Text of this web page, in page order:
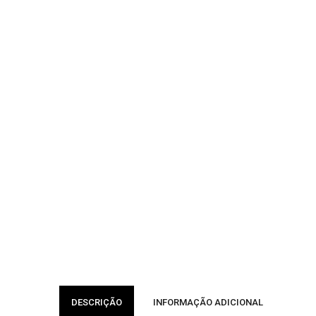
DESCRIÇÃO INFORMAÇÃO ADICIONAL